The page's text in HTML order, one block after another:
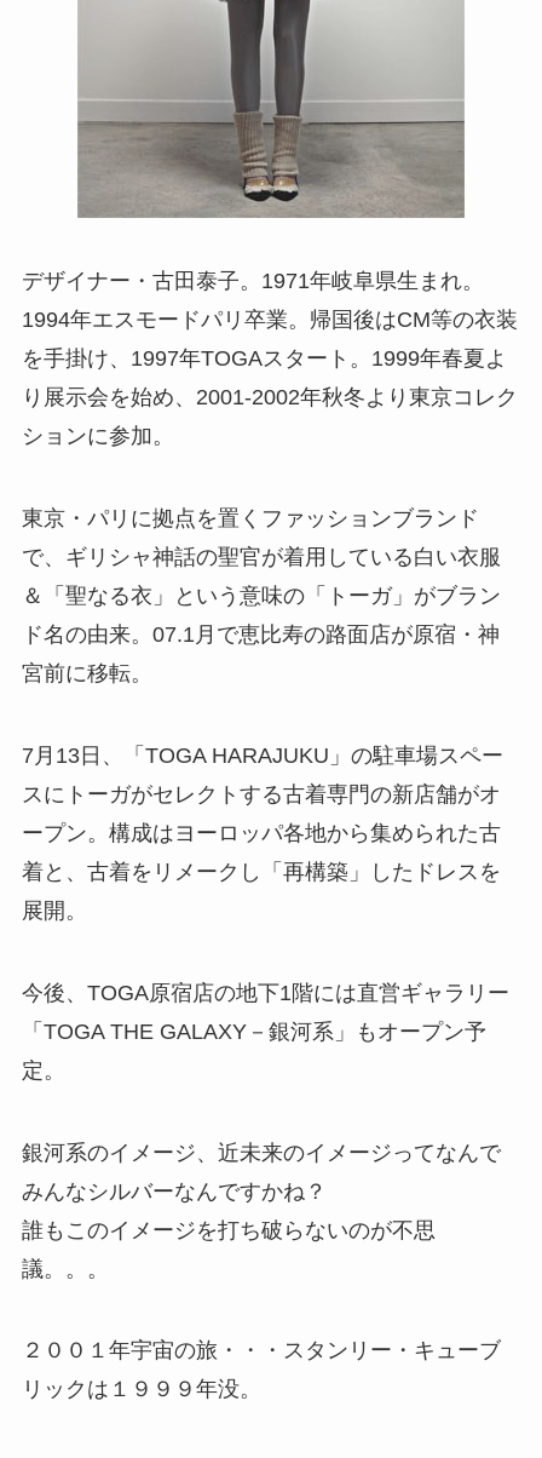
デザイナー・古田泰子。1971年岐阜県生まれ。
1994年エスモードパリ卒業。帰国後はCM等の衣装
を手掛け、1997年TOGAスタート。1999年春夏よ
り展示会を始め、2001-2002年秋冬より東京コレク
ションに参加。
東京・パリに拠点を置くファッションブランド
で、ギリシャ神話の聖官が着用している白い衣服
＆「聖なる衣」という意味の「トーガ」がブラン
ド名の由来。07.1月で恵比寿の路面店が原宿・神
宮前に移転。
7月13日、「TOGA HARAJUKU」の駐車場スペー
スにトーガがセレクトする古着専門の新店舗がオ
ープン。構成はヨーロッパ各地から集められた古
着と、古着をリメークし「再構築」したドレスを
展開。
今後、TOGA原宿店の地下1階には直営ギャラリー
「TOGA THE GALAXY－銀河系」もオープン予
定。
銀河系のイメージ、近未来のイメージってなんで
みんなシルバーなんですかね？
誰もこのイメージを打ち破らないのが不思
議。。。
２００１年宇宙の旅・・・スタンリー・キューブ
リックは１９９９年没。